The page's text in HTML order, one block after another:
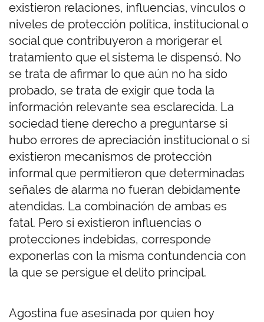
existieron relaciones, influencias, vínculos o
niveles de protección política, institucional o
social que contribuyeron a morigerar el
tratamiento que el sistema le dispensó. No
se trata de afirmar lo que aún no ha sido
probado, se trata de exigir que toda la
información relevante sea esclarecida. La
sociedad tiene derecho a preguntarse si
hubo errores de apreciación institucional o si
existieron mecanismos de protección
informal que permitieron que determinadas
señales de alarma no fueran debidamente
atendidas. La combinación de ambas es
fatal. Pero si existieron influencias o
protecciones indebidas, corresponde
exponerlas con la misma contundencia con
la que se persigue el delito principal.
Agostina fue asesinada por quien hoy